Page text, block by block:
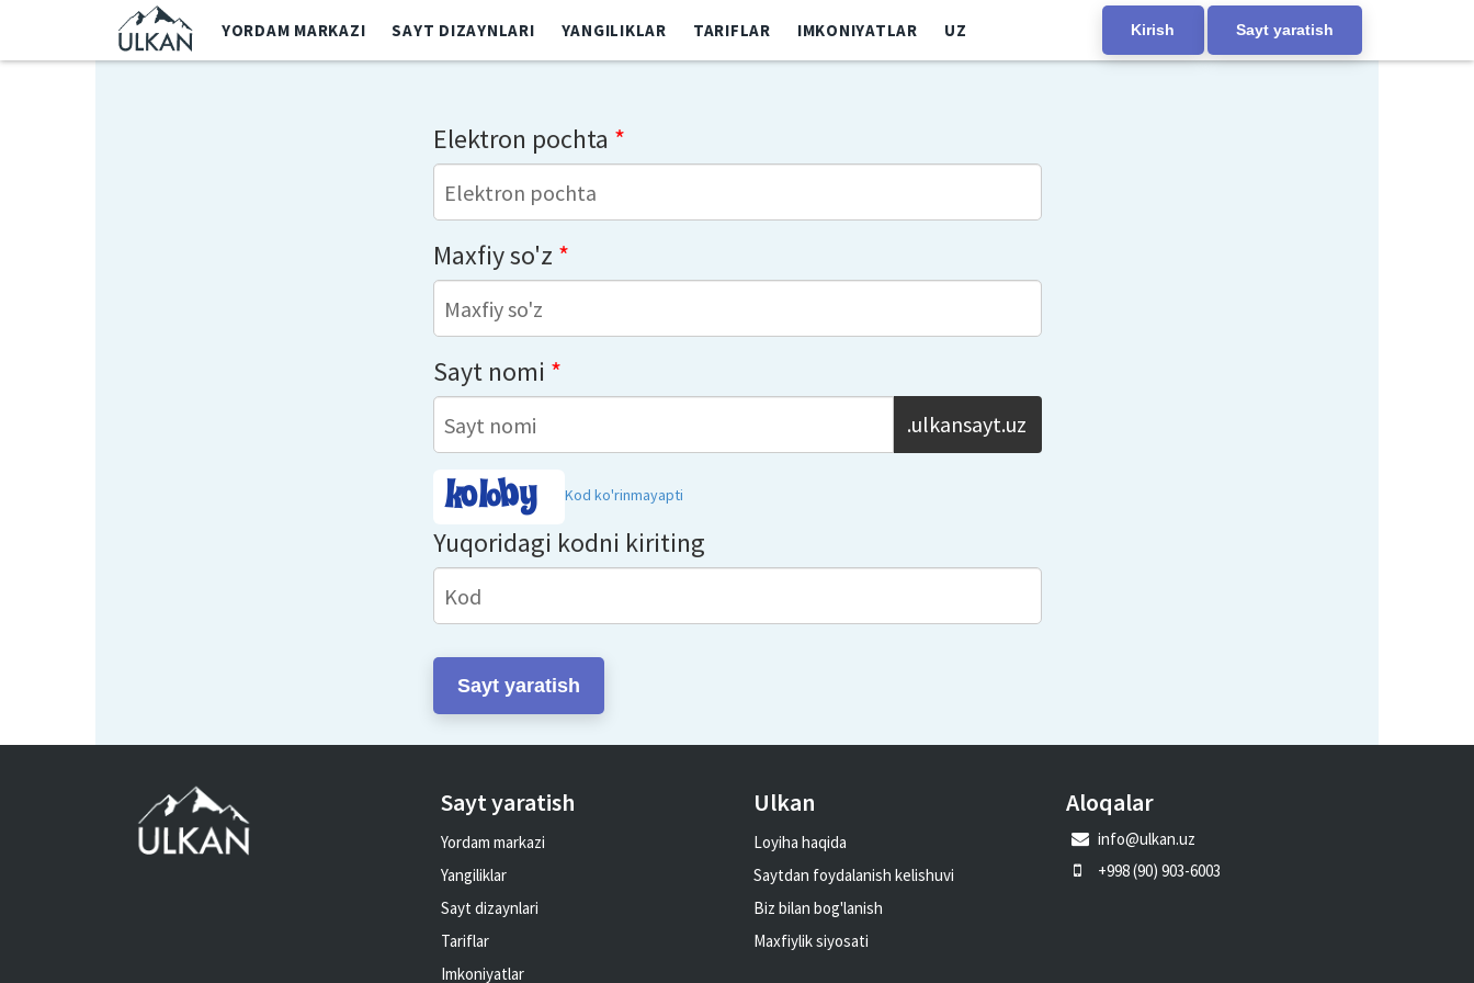
YORDAM MARKAZI SAYT DIZAYNLARI YANGILIKLAR TARIFLAR IMKONIYATLAR UZ Kirish Sayt yaratish
Elektron pochta *
Maxfiy so'z *
Sayt nomi *
.ulkansayt.uz
Kod ko'rinmayapti
Yuqoridagi kodni kiriting
Sayt yaratish
Sayt yaratish
Yordam markazi
Yangiliklar
Sayt dizaynlari
Tariflar
Imkoniyatlar
Ulkan
Loyiha haqida
Saytdan foydalanish kelishuvi
Biz bilan bog'lanish
Maxfiylik siyosati
Aloqalar
info@ulkan.uz
+998 (90) 903-6003